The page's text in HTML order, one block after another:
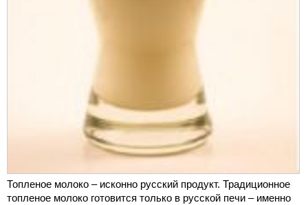
Топленое молоко – исконно русский продукт. Традиционное
топленое молоко готовится только в русской печи – именно